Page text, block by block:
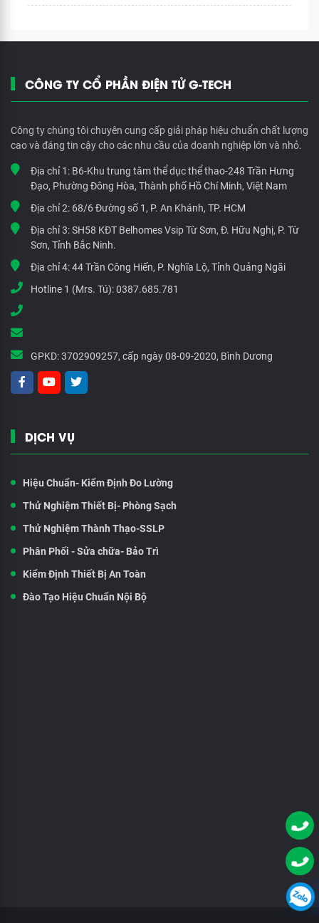
CÔNG TY CỔ PHẦN ĐIỆN TỬ G-TECH
Công ty chúng tôi chuyên cung cấp giải pháp hiệu chuẩn chất lượng
cao và đáng tin cậy cho các nhu cầu của doanh nghiệp lớn và nhỏ.
Địa chỉ 1: B6-Khu trung tâm thể dục thể thao-248 Trần Hưng
Đạo, Phường Đông Hòa, Thành phố Hồ Chí Minh, Việt Nam
Địa chỉ 2: 68/6 Đường số 1, P. An Khánh, TP. HCM
Địa chỉ 3:SH58 KĐT Belhomes Vsip Từ Sơn, Đ. Hữu Nghị, P. Từ
Sơn, Tỉnh Bắc Ninh.
Địa chỉ 4:44 Trần Công Hiến, P. Nghĩa Lộ, Tỉnh Quảng Ngãi
Hotline 1 (Mrs. Tú):0387.685.781
GPKD:3702909257, cấp ngày 08-09-2020, Bình Dương
DỊCH VỤ
Hiệu Chuẩn- Kiểm Định Đo Lường
Thử Nghiệm Thiết Bị- Phòng Sạch
Thử Nghiệm Thành Thạo-SSLP
Phân Phối - Sửa chữa- Bảo Trì
Kiểm Định Thiết Bị An Toàn
Đào Tạo Hiệu Chuẩn Nội Bộ